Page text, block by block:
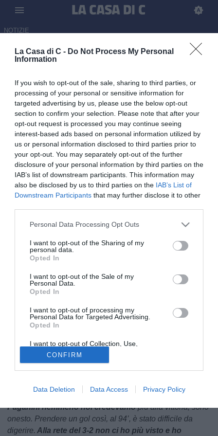
La Casa di C - Do Not Process My Personal
Information
If you wish to opt-out of the sale, sharing to third parties, or
processing of your personal or sensitive information for
targeted advertising by us, please use the below opt-out
section to confirm your selection. Please note that after your
opt-out request is processed you may continue seeing
interest-based ads based on personal information utilized by
us or personal information disclosed to third parties prior to
your opt-out. You may separately opt-out of the further
disclosure of your personal information by third parties on the
IAB’s list of downstream participants. This information may
also be disclosed by us to third parties on the IAB’s List of
Downstream Participants that may further disclose it to other
Personal Data Processing Opt Outs
I want to opt-out of the Sharing of my
personal data.
Opted In
I want to opt-out of the Sale of my
Personal Data.
Opted In
I want to opt-out of processing my
Personal Data for Targeted Advertising.
Opted In
I want to opt-out of Collection, Use,
Retention, Sale, and/or Sharing of my
Personal Data that Is Unrelated with the
Purposes for which it was collected.
Opted Out
CONFIRM
Data Deletion Data Access Privacy Policy
NOTIZIE
Sambenedettese, Zini: "Non
nemmeno per tutto l’oro del
mondo”
15.05.2026 14:00 di Luca Jannone
Le parole del difensore della Sambenedettese Alessio zini invitato a
Hell Clab Podcast per fare il punto della stagione rossoblù
Intervenuto aHell Clab Podcast, il difensore classe '98
Alessio Zini , ha fatto il punto sulla stagione dei rossoblù,
in maniera netta sulla rivalità contro l'Ascoli.
Eccoil suo ricordo di quel finale di partita che ha
garantito alla Sambenedettese la salvezza diretta
“La partita di Pesaro?
Dopo il gol di
Paganini nemmeno noi credevamopiù alla vittoria, sono
onesto. Prendere un gol così, al 94’, è stato difficile da
digerire. Alla rete del 3-2 non ci ho più visto e ho